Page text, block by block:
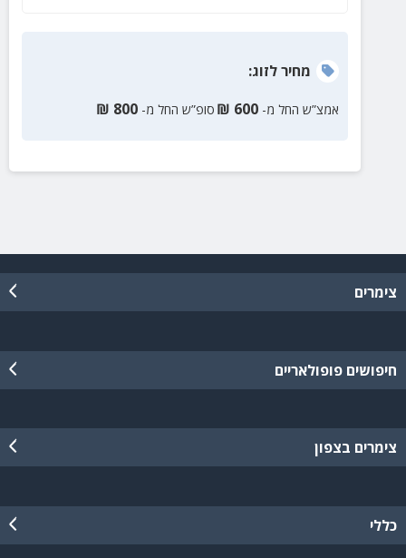
מחירלזוג:
אמצ”ש החל מ- 600
₪ סופ”ש החל מ- 800
₪
צימרים
חיפושים פופולאריים
צימרים בצפון
כללי